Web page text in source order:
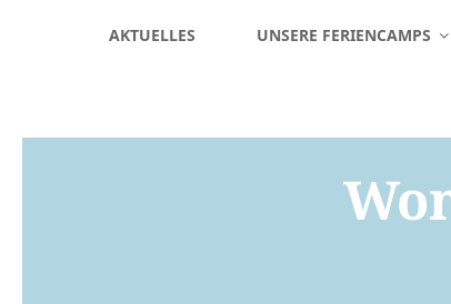
AKTUELLES UNSERE FERIENCAMPS